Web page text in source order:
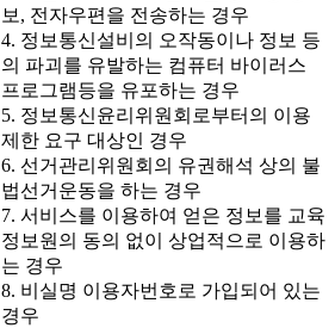
보, 전자우편을 전송하는 경우
4. 정보통신설비의 오작동이나 정보 등
의 파괴를 유발하는 컴퓨터 바이러스
프로그램등을 유포하는 경우
5. 정보통신윤리위원회로부터의 이용
제한 요구 대상인 경우
6. 선거관리위원회의 유권해석 상의 불
법선거운동을 하는 경우
7. 서비스를 이용하여 얻은 정보를 교육
정보원의 동의 없이 상업적으로 이용하
는 경우
8. 비실명 이용자번호로 가입되어 있는
경우